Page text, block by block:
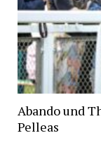
Abando und
Pelleas